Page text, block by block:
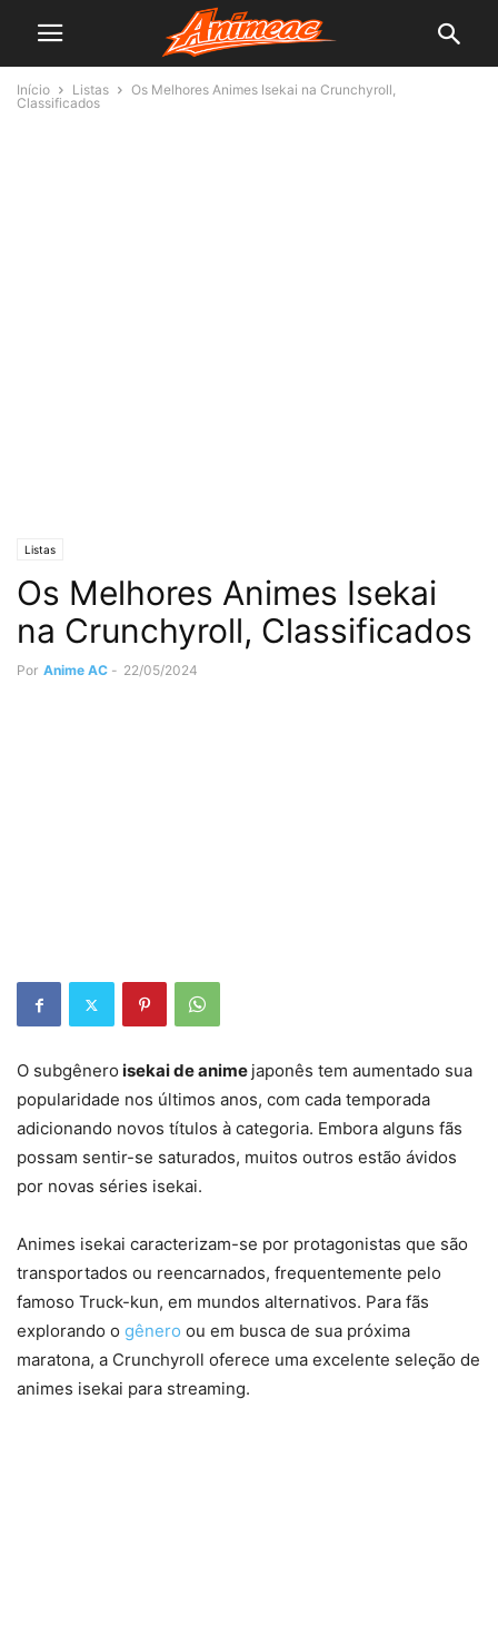
Início Listas
Os Melhores Animes Isekai na Crunchyroll,
Classificados
Listas
Os Melhores Animes Isekai
na Crunchyroll, Classificados
Por Anime AC - 22/05/2024
O subgênero isekai de anime japonês tem aumentado sua
popularidade nos últimos anos, com cada temporada
adicionando novos títulos à categoria. Embora alguns fãs
possam sentir-se saturados, muitos outros estão ávidos
por novas séries isekai.
Animes isekai caracterizam-se por protagonistas que são
transportados ou reencarnados, frequentemente pelo
famoso Truck-kun, em mundos alternativos. Para fãs
explorando o gênero ou em busca de sua próxima
maratona, a Crunchyroll oferece uma excelente seleção de
animes isekai para streaming.